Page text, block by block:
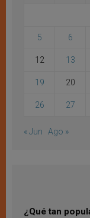
5 6
12 13
19 20
26 27
« Jun Ago »
¿Qué tan